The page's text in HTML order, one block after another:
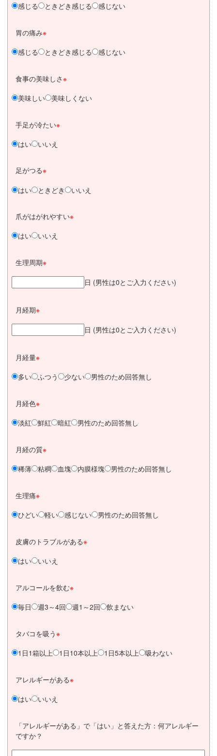
感じる ときどき感じる 感じない
胃の痛み※
感じる ときどき感じる 感じない
食事の美味しさ※
美味しい 美味しくない
手足が冷たい※
はい いいえ
足がつる※
はい ときどき いいえ
爪がはがれやすい※
はい いいえ
生理周期※
日 (男性は0とご入力ください)
月経期※
日 (男性は0とご入力ください)
月経量※
多い ふつう 少ない 男性のため回答無し
月経色※
淡紅 鮮紅 暗紅 男性のため回答無し
月経の質※
稀薄 粘稠 血塊 内膜様塊 男性のため回答無し
生理痛※
ひどい 軽い 感じない 男性のため回答無し
皮膚のトラブルがある※
はい いいえ
アルコールを飲む※
毎日 週3～4回 週1～2回 飲まない
タバコを吸う※
1日1箱以上 1日10本以上 1日5本以上 吸わない
アレルギーがある※
はい いいえ
「アレルギーがある」で「はい」と答えた方：何アレルギー
ですか？